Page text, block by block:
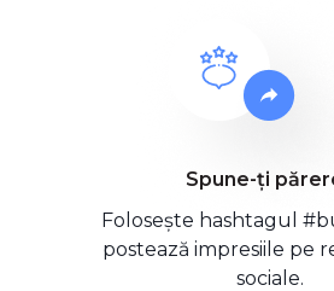
Spune-ți
Folosește hashtagul
postează impresiile pe
sociale.